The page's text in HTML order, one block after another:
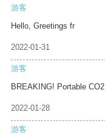
游客
Hello, Greetings fr
2022-01-31
游客
BREAKING! Portable CO2
2022-01-28
游客